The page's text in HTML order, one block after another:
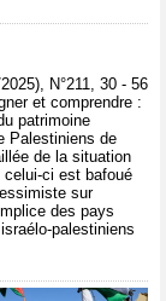
N°211, 30 - 56
et comprendre :
patrimoine
Palestiniens de
de la situation
celui-ci est bafoué
sur
des pays
palestiniens